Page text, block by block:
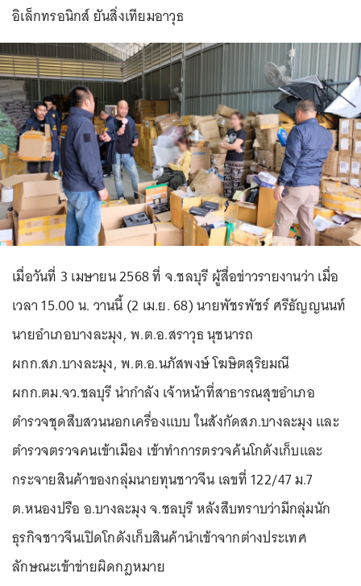
อิเล็กทรอนิกส์ ยันสิ่งเทียมอาวุธ
เมื่อวันที่ 3 เมษายน 2568 ที่ จ.ชลบุรี ผู้สื่อข่าวรายงานว่า เมื่อ
เวลา 15.00 น. วานนี้ (2 เม.ย. 68) นายพัชรพัชร์ ศรีธัญญนนท์
นายอำเภอบางละมุง, พ.ต.อ.สราวุธ นุชนารถ
ผกก.สภ.บางละมุง, พ.ต.อ.นภัสพงษ์ โฆษิตสุริยมณี
ผกก.ตม.จว.ชลบุรี นำกำลัง เจ้าหน้าที่สาธารณสุขอำเภอ
ตำรวจชุดสืบสวนนอกเครื่องแบบ ในสังกัดสภ.บางละมุง และ
ตำรวจตรวจคนเข้าเมือง เข้าทำการตรวจค้นโกดังเก็บและ
กระจายสินค้าของกลุ่มนายทุนชาวจีน เลขที่ 122/47 ม.7
ต.หนองปรือ อ.บางละมุง จ.ชลบุรี หลังสืบทราบว่ามีกลุ่มนัก
ธุรกิจชาวจีนเปิดโกดังเก็บสินค้านำเข้าจากต่างประเทศ
ลักษณะเข้าข่ายผิดกฎหมาย